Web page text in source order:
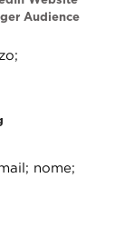
Audience
nome;